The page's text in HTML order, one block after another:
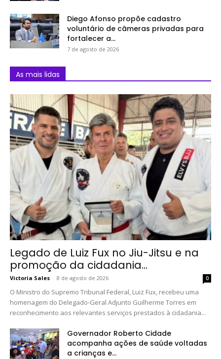
Diego Afonso propõe cadastro
voluntário de câmeras privadas para
fortalecer a...
7 de agosto de 2026
As mais lidas
Legado de Luiz Fux no Jiu-Jitsu e na
promoção da cidadania...
Victoria Sales - 8 de agosto de 2026 0
O Ministro do Supremo Tribunal Federal, Luiz Fux, recebeu uma
homenagem do Delegado-Geral Adjunto Guilherme Torres em
reconhecimento aos relevantes serviços prestados à cidadania...
Governador Roberto Cidade
acompanha ações de saúde voltadas
a crianças e...